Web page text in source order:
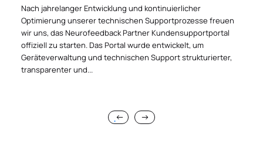
Nach jahrelanger Entwicklung und kontinuierlicher
Optimierung unserer technischen Supportprozesse freuen
wir uns, das Neurofeedback Partner Kundensupportportal
offiziell zu starten. Das Portal wurde entwickelt, um
Geräteverwaltung und technischen Support strukturierter,
transparenter und...
.